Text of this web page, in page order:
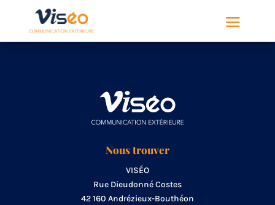
Nous trouver
VISÉO
Rue Dieudonné Costes
42 160 Andrézieux-Bouthéon